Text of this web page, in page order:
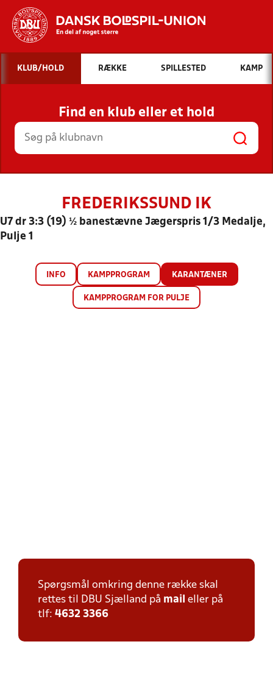
Hvad vil du søge efter?
INDHOLD OG NYHEDER
STILLINGER, RESULTATER, KLUBBER OG
HOLD
KLUB/HOLD RÆKKE SPILLESTED KAMP
Find en klub eller et hold
FREDERIKSSUND IK
U7 dr 3:3 (19) ½ banestævne Jægerspris 1/3 Medalje,
Pulje 1
INFO KAMPPROGRAM KARANTÆNER
KAMPPROGRAM FOR PULJE
Spørgsmål omkring denne række skal
rettes til DBU Sjælland på mail eller på
tlf: 4632 3366